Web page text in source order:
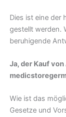
Dies ist eine der
gestellt werden.
beruhigende
Ja, der Kauf
Wie ist das
Gesetze und